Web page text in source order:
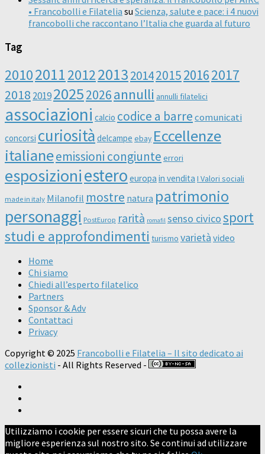
• Francobolli e Filatelia su Scienza, salute e pace: i 4 nuovi
francobolli che raccontano l’Italia che guarda al futuro
Tag
20102011201220132014201520162017
2018 201920252026annulli annulli filatelici
associazioni calcio codice a barrecomunicati
concorsi curiosità delcampe ebay Eccellenze
italianeemissioni congiunte errori
esposizioniestero europa in vendita I Valori sociali
made in italy Milanofil mostre natura patrimonio
personaggi PostEurop rarità romafil senso civicosport
studi e approfondimenti turismo varietà video
Home
Chi siamo
Chiedi all’esperto filatelico
Partners
Sponsor & Adv
Contattaci
Privacy
Copyright © 2025 Francobolli e Filatelia – Il sito dedicato ai
collezionisti - All Rights Reserved -
Utilizziamo i cookie per essere sicuri che tu possa avere la
migliore esperienza sul nostro sito. Se continui ad utilizzare